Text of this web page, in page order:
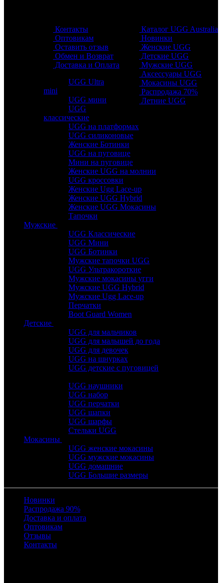
Каталог UGG Australia
Новинки
Женские UGG
Детские UGG
Мужские UGG
Аксессуары UGG
Мокасины UGG
Распродажа 70%
Летние UGG
Контакты
Оптовикам
Оставить отзыв
Обмен и Возврат
Доставка и Оплата
UGG Ultra
mini
UGG мини
UGG
классические
UGG на платформах
UGG силиконовые
Женские Ботинки
UGG на пуговице
Мини на пуговице
Женские UGG на молнии
UGG кроссовки
Женские Ugg Lace-up
Женские UGG Hybrid
Женские UGG Мокасины
Тапочки
Мужские
UGG Классические
UGG Мини
UGG Ботинки
Мужские тапочки UGG
UGG Ультракороткие
Мужские мокасины угги
Мужские UGG Hybrid
Мужские Ugg Lace-up
Перчатки
Boot Guard Women
Детские
UGG для мальчиков
UGG для малышей до года
UGG для девочек
UGG на шнурках
UGG детские с пуговицей
UGG наушники
UGG набор
UGG перчатки
UGG шапки
UGG шарфы
Стельки UGG
Мокасины
UGG женские мокасины
UGG мужские мокасины
UGG домашние
UGG Большие размеры
Новинки
Распродажа 90%
Доставка и оплата
Оптовикам
Отзывы
Контакты